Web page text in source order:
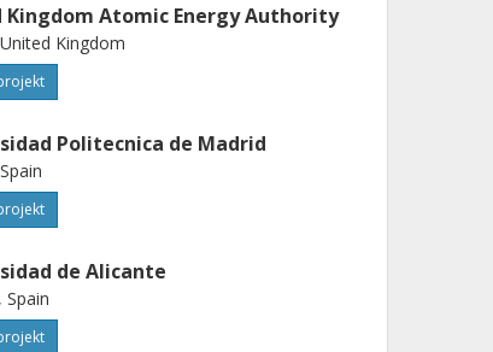
Kingdom Atomic Energy Authority
Kingdom
Politecnica de Madrid
de Alicante
Spain